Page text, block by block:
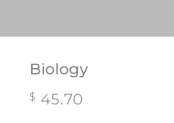
Biology
$ 45.70